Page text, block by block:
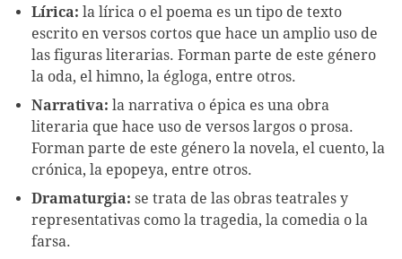
Lírica: la lírica o el poema es un tipo de texto
escrito en versos cortos que hace un amplio uso de
las figuras literarias. Forman parte de este género
la oda, el himno, la égloga, entre otros.
Narrativa: la narrativa o épica es una obra
literaria que hace uso de versos largos o prosa.
Forman parte de este género la novela, el cuento, la
crónica, la epopeya, entre otros.
Dramaturgia: se trata de las obras teatrales y
representativas como la tragedia, la comedia o la
farsa.